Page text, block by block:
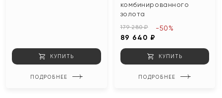
КУПИТЬ
ПОДРОБНЕЕ
комбинированного
золота
179 280 ₽
89 640 ₽
-50%
КУПИТЬ
ПОДРОБНЕЕ